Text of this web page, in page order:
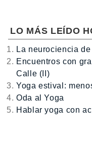
LO MÁS LEÍDO
La neurociencia
Encuentros con
Calle (II)
Yoga estival:
Oda al Yoga
Hablar yoga con